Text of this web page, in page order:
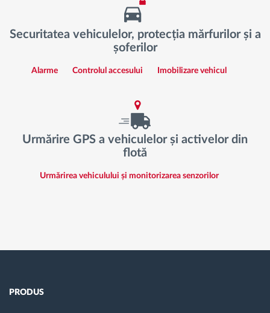
Securitatea vehiculelor, protecția mărfurilor și a
șoferilor
Alarme Controlul accesului Imobilizare vehicul
Urmărire GPS a vehiculelor și activelor din
flotă
Urmărirea vehiculului și monitorizarea senzorilor
PRODUS